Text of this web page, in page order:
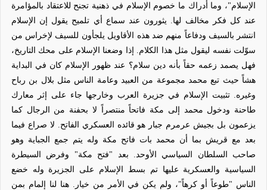
الإسلام"، وما أدراك ما خصوم الإسلام في ذهنية تجنح للاعتقاد بالمؤامرة
عند كل فكر مخالف لها. يثورون عند سماع أي تلميح يقول إن الإسلام
انتشر بالسيف ودفاعاً منهم ضد هذه الأقاويل يلجأون للسيف لإخراس من
سوّلت نفسه ليقول مثل هذا الكلام. إذا وضعنا الإسلام على محك التاريخ،
فهل يصمد زعمه حقاً بأنه دين سلام؟ عند ظهور الإسلام كان في البداية
هشاً حيث تبع محمد مجموعة من العبيد وعامة الناس مثل بلال بن رباح
وغيره. تثبيت الإسلام في جزيرة العرب وخارجها جاء على إثر معارك
طاحنة ودخول محمد إلى مكة فاتحاً منتصراً لا بحفنة من الرجال كما
يزعمون بل بجيش عرمرم جبار هو قائده العسكري الفاتح. لا صراع فيما
بعد مع قريش بما أن محمد بات فاتح مكة وله يتم جمع الجباية وهو
صاحب السلطان السياسي الأوحد. بعد "فتح مكة" وفرض السيطرة
السياسية والعسكرية عليها تم بسط الإسلام على الجزيرة وله خضع
الناس "طوعاً أو كرهاً"، ولم يكن في الأمر من خيار. هنا لنا إلمام بمن